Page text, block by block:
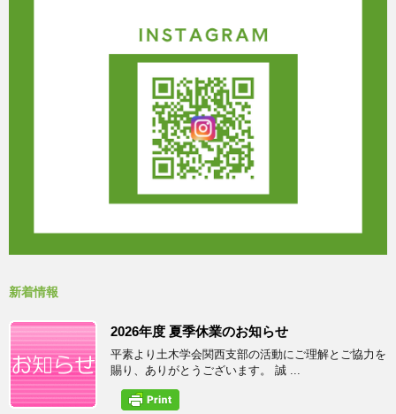
新着情報
2026年度 夏季休業のお知らせ
平素より土木学会関西支部の活動にご理解とご協力を
賜り、ありがとうございます。 誠 ...